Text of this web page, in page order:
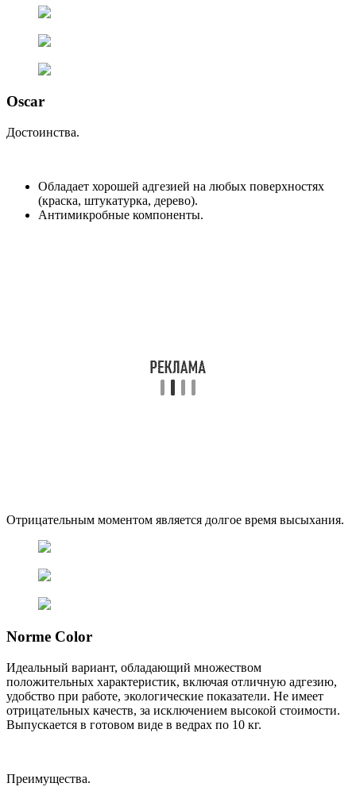
Oscar
Достоинства.
Обладает хорошей адгезией на любых поверхностях
(краска, штукатурка, дерево).
Антимикробные компоненты.
Отрицательным моментом является долгое время высыхания.
Norme Color
Идеальный вариант, обладающий множеством
положительных характеристик, включая отличную адгезию,
удобство при работе, экологические показатели. Не имеет
отрицательных качеств, за исключением высокой стоимости.
Выпускается в готовом виде в ведрах по 10 кг.
Преимущества.